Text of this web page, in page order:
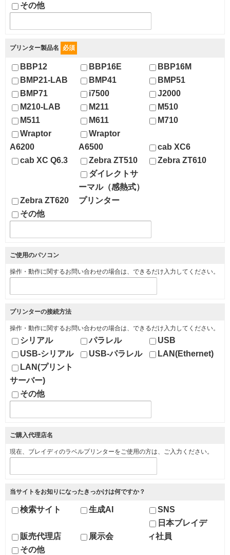
その他
プリンター製品名 必須
BBP12 BBP16E
BBP16M
BMP21-LAB
BMP41
BMP51
BMP71
i7500
J2000
M210-LAB
M211
M510
M511
M611
M710
Wraptor
A6200
Wraptor
A6500
cab XC6
cab XC Q6.3
Zebra ZT510 Zebra ZT610
Zebra ZT620
ダイレクトサ
ーマル（感熱式）
プリンター
その他
ご使用のパソコン
操作・動作に関するお問い合わせの場合は、できるだけ入力してください。
プリンターの接続方法
操作・動作に関するお問い合わせの場合は、できるだけ入力してください。
シリアル パラレル
USB
USB-シリアル
USB-パラレル
LAN(Ethernet)
LAN(プリント
サーバー)
その他
ご購入代理店名
現在、ブレイディのラベルプリンターをご使用の方は、ご入力ください。
当サイトをお知りになったきっかけは何ですか？
検索サイト 生成AI SNS
販売代理店 展示会
日本ブレイデ
ィ社員
その他